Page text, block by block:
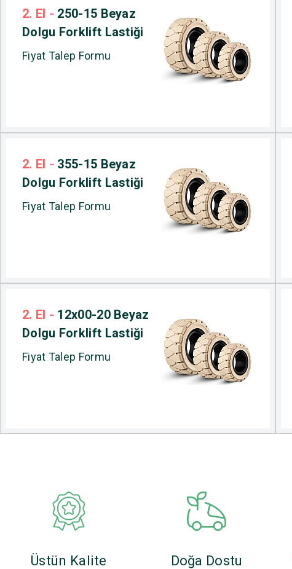
2. El - 250-15 Beyaz
Dolgu Forklift Lastiği
Fiyat Talep Formu
2. El - 355-15 Beyaz
Dolgu Forklift Lastiği
Fiyat Talep Formu
2. El - 12x00-20 Beyaz
Dolgu Forklift Lastiği
Fiyat Talep Formu
Üstün Kalite Doğa Dostu